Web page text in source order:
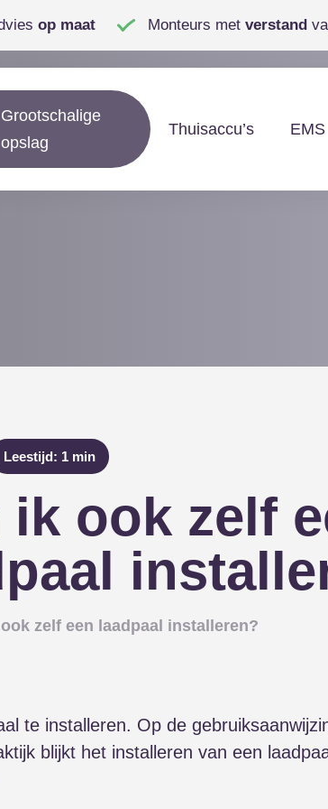
op maat Monteurs met verstand
Grootschalige
opslag
Thuisaccu’s EMS
Leestijd: 1 min
ik ook zelf
zelf een laadpaal installeren?
te installeren. Op de
blijkt het installeren van een